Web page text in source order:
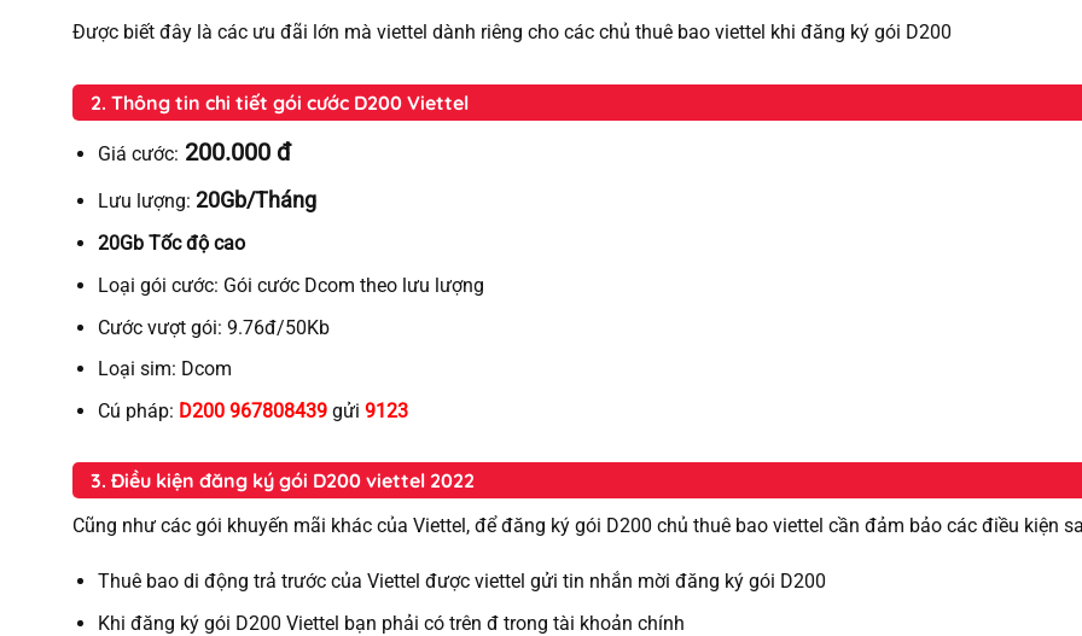
Được biết đây là các ưu đãi lớn mà viettel dành riêng cho các chủ thuê bao viettel khi đăng ký gói D200
2. Thông tin chi tiết gói cước D200 Viettel
Giá cước: 200.000 đ
Lưu lượng:20Gb/Tháng
20Gb Tốc độ cao
Loại gói cước: Gói cước Dcom theo lưu lượng
Cước vượt gói:9.76đ/50Kb
Loại sim: Dcom
Cú pháp: D200 967808439gửi9123
3. Điều kiện đăng ký gói D200 viettel 2022
Cũng như các gói khuyến mãi khác của Viettel, để đăng ký gói D200 chủ thuê bao viettel cần đảm bảo các điều kiện
Thuê bao di động trả trước của Viettel được viettel gửi tin nhắn mời đăng ký gói D200
Khi đăng ký gói D200 Viettel bạn phải có trên đ trong tài khoản chính